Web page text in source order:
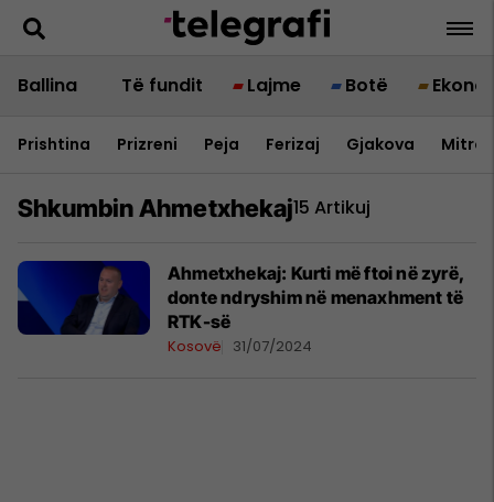
Ballina Të fundit Lajme Botë
Prishtina Prizreni Peja Ferizaj Gjakova
Shkumbin Ahmetxhekaj15 Artikuj
Ahmetxhekaj: Kurti më ftoi në zyrë,
donte ndryshim në menaxhment të
RTK-së
Kosovë 31/07/2024